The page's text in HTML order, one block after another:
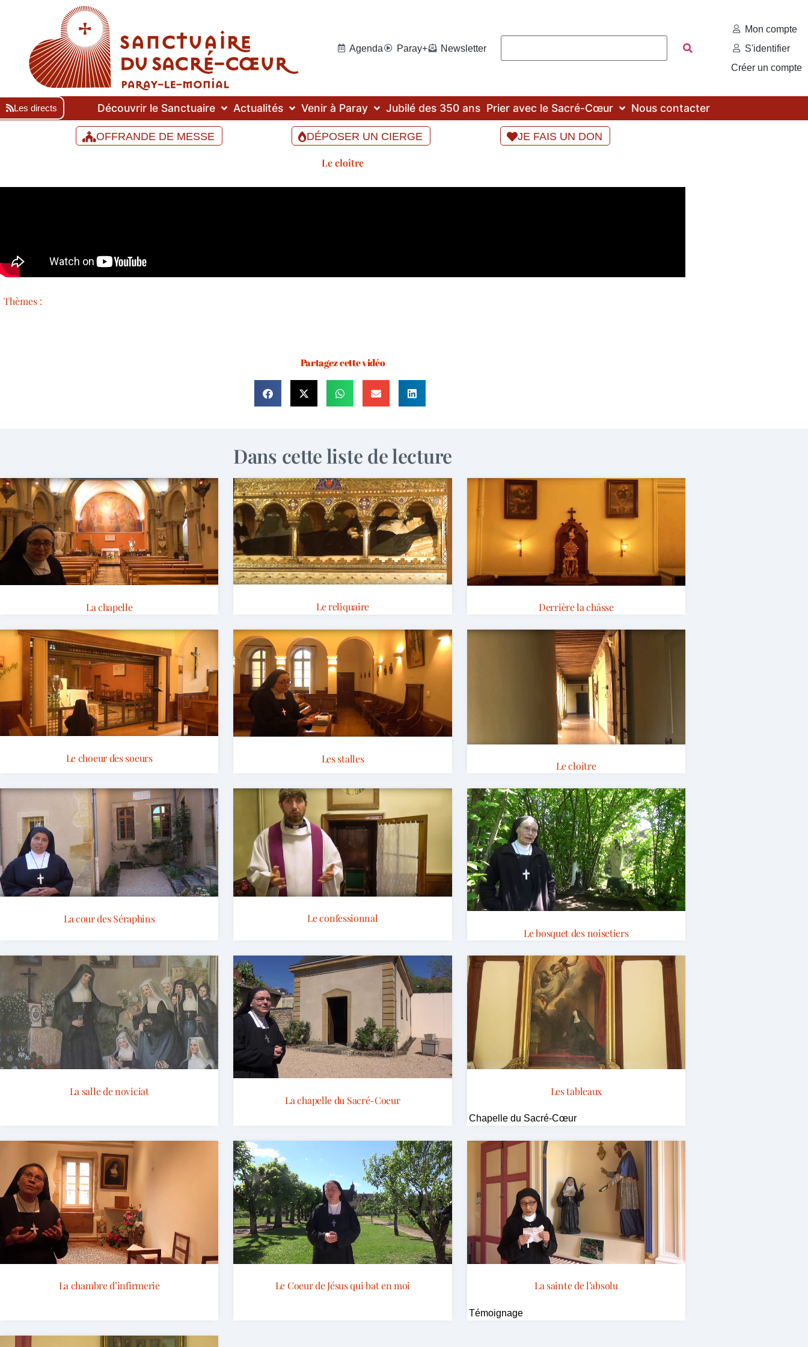
Agenda Paray+ Newsletter
Mon compte
S'identifier
Créer un compte
Les directs Découvrir le Sanctuaire Actualités Venir à Paray Jubilé des 350 ans Prier avec le Sacré-Cœur Nous contacter
OFFRANDE DE MESSE DÉPOSER UN CIERGE JE FAIS UN DON
Le cloître
Thèmes :
Partagez cette vidéo
Dans cette liste de lecture
La chapelle Le reliquaire Derrière la châsse
Le choeur des soeurs Les stalles
Le cloître
La cour des Séraphins
Le confessionnal
Le bosquet des noisetiers
La salle de noviciat
La chapelle du Sacré-Coeur
Les tableaux
Chapelle du Sacré-Cœur
La chambre d’infirmerie Le Coeur de Jésus qui bat en moi La sainte de l’absolu
Témoignage